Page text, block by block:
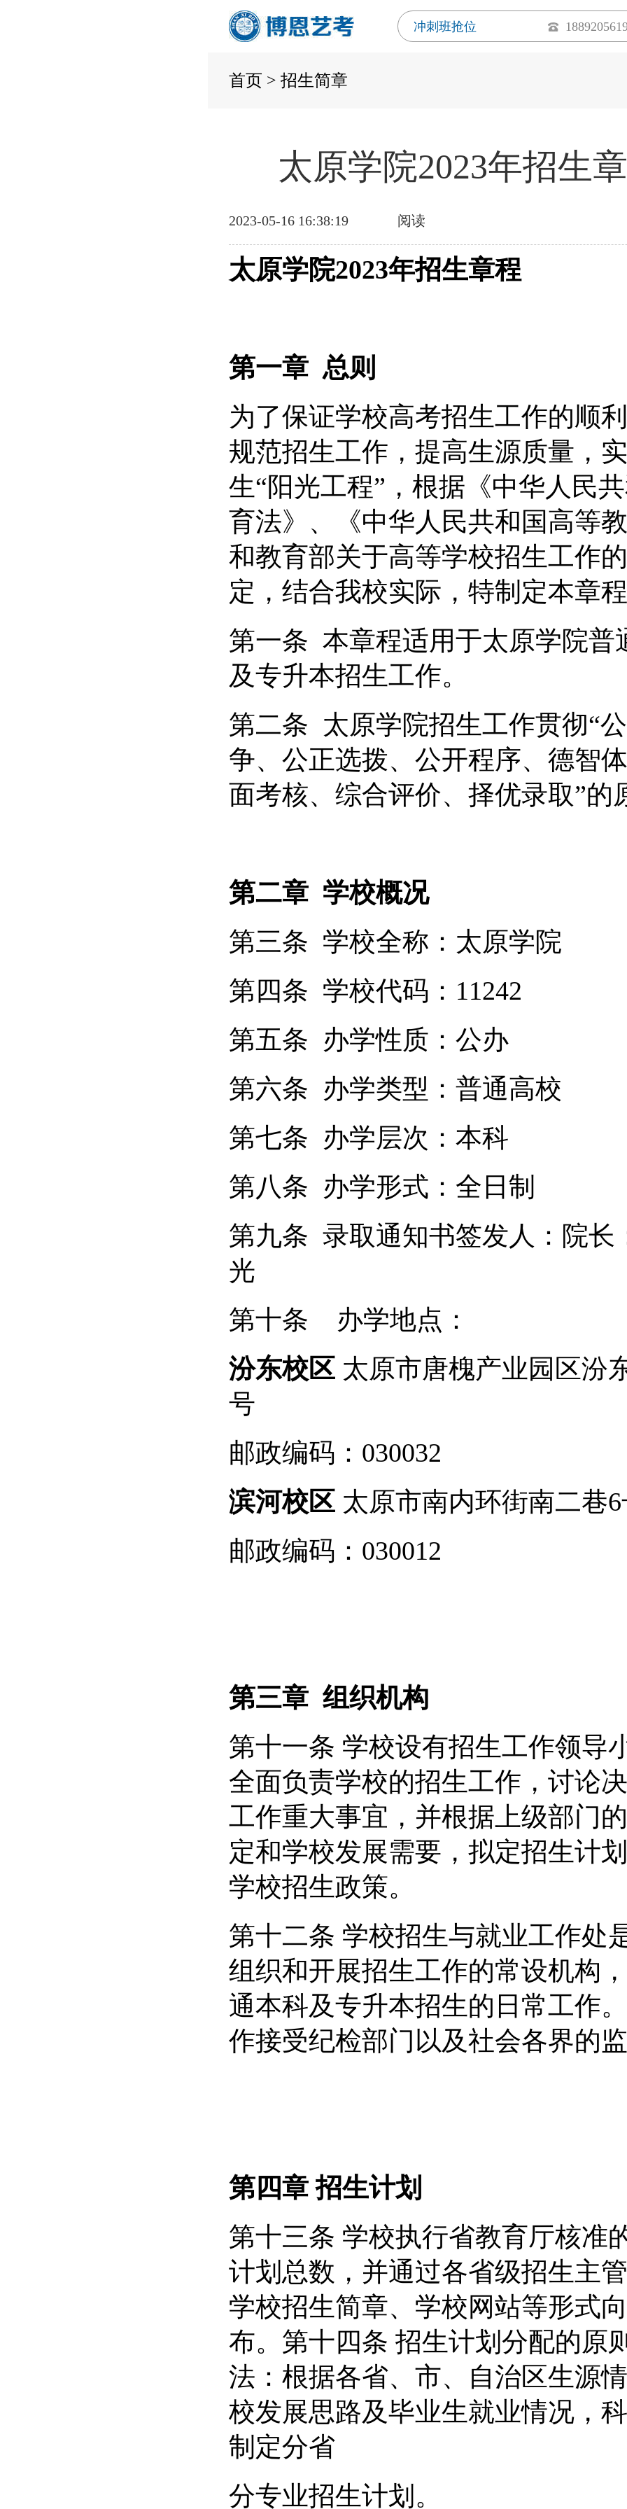
冲刺班抢位
首页 > 招生简章
太原学院2023年招生
2023-05-16 16:38:19 阅读
太原学院2023年招生章程
第一章 总则
为了保证学校高考招生工作的顺
规范招生工作，提高生源质量，
生“阳光工程”，根据《中华人民
育法》、《中华人民共和国高等
和教育部关于高等学校招生工作
定，结合我校实际，特制定本章
第一条 本章程适用于太原学院普
及专升本招生工作。
第二条 太原学院招生工作贯彻“
争、公正选拨、公开程序、德智
面考核、综合评价、择优录取”的
第二章 学校概况
第三条 学校全称：太原学院
第四条 学校代码： 11242
第五条 办学性质：公办
第六条 办学类型：普通高校
第七条 办学层次：本科
第八条 办学形式：全日制
第九条 录取通知书签发人：院长
光
第十条 办学地点：
汾东校区 太原市唐槐产业园区汾
号
邮政编码： 030032
滨河校区 太原市南内环街南二巷
邮政编码： 030012
第三章 组织机构
第十一条 学校设有招生工作领导
全面负责学校的招生工作，讨论
工作重大事宜，并根据上级部门
定和学校发展需要，拟定招生计
学校招生政策。
第十二条 学校招生与就业工作处
组织和开展招生工作的常设机构
通本科及专升本招生的日常工作
作接受纪检部门以及社会各界的
第四章 招生计划
第十三条 学校执行省教育厅核准
计划总数，并通过各省级招生主
学校招生简章、学校网站等形式
布。第十四条 招生计划分配的原
法：根据各省、市、自治区生源
校发展思路及毕业生就业情况，
制定分省
分专业招生计划。